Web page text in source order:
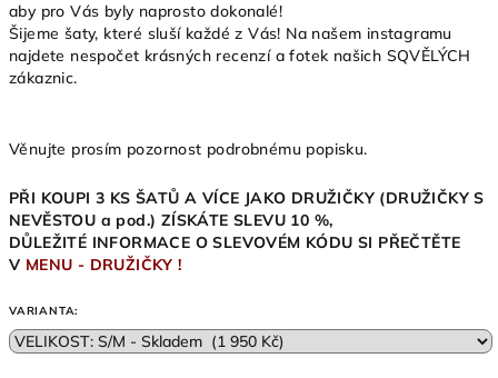
aby pro Vás byly naprosto dokonalé!
Šijeme šaty, které sluší každé z Vás! Na našem instagramu
najdete nespočet krásných recenzí a fotek našich SQVĚLÝCH
zákaznic.
Věnujte prosím pozornost podrobnému popisku.
PŘI KOUPI 3 KS ŠATŮ A VÍCE JAKO DRUŽIČKY (DRUŽIČKY S
NEVĚSTOU a pod.) ZÍSKÁTE SLEVU 10 %,
DŮLEŽITÉ INFORMACE O SLEVOVÉM KÓDU SI PŘEČTĚTE
V MENU - DRUŽIČKY !
VARIANTA: